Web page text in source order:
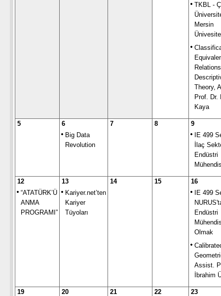
TKBL -
Mersin
Theory,
Prof. Dr.
Kaya
5
6
Big Data
Revolution
7 8
9
IE 499
İlaç
Endüstri
12
“ATATÜRK’Ü
ANMA
PROGRAMI”
13
Kariyer.net’ten
Kariyer
Tüyoları
14 15
16
IE 499
Endüstri
Olmak
Assist.
İbrahim
19
20
21
22
23